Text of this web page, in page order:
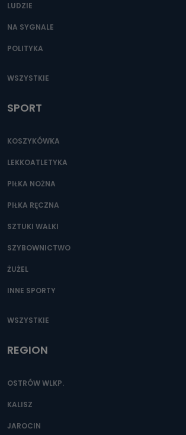
LUDZIE
NA SYGNALE
POLITYKA
WSZYSTKIE
SPORT
KOSZYKÓWKA
LEKKOATLETYKA
PIŁKA NOŻNA
PIŁKA RĘCZNA
SZTUKI WALKI
SZYBOWNICTWO
ŻUŻEL
INNE SPORTY
WSZYSTKIE
REGION
OSTRÓW WLKP.
KALISZ
JAROCIN